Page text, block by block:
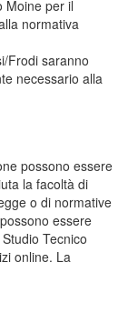
Moine per il
normativa
Frodi saranno
necessario alla
possono essere
la facoltà di
o di normative
essere
Tecnico
online. La